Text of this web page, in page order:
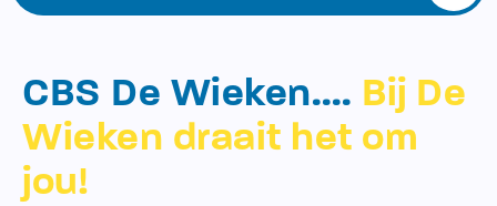
CBS De Wieken…. Bij De
Wieken draait het om
jou!